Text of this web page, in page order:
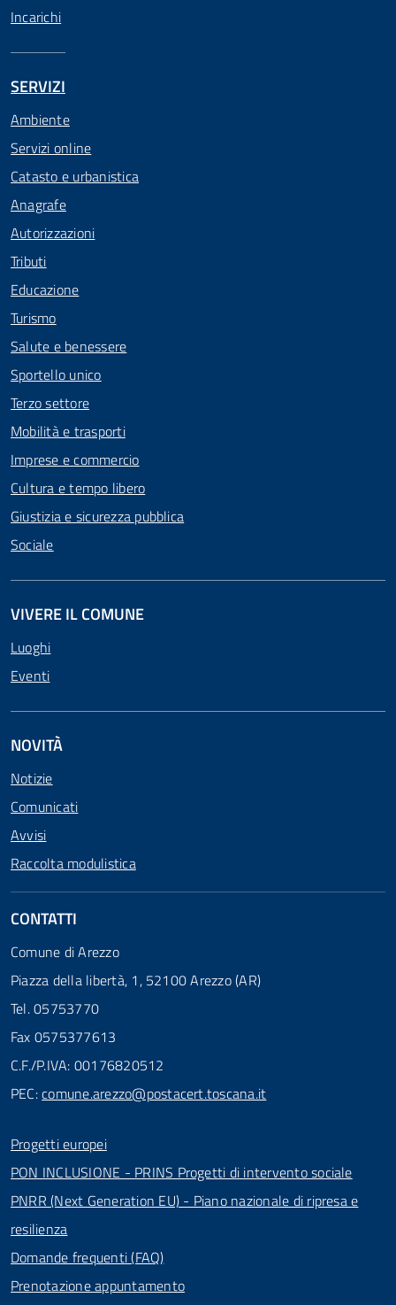
Incarichi
SERVIZI
Ambiente
Servizi online
Catasto e urbanistica
Anagrafe
Autorizzazioni
Tributi
Educazione
Turismo
Salute e benessere
Sportello unico
Terzo settore
Mobilità e trasporti
Imprese e commercio
Cultura e tempo libero
Giustizia e sicurezza pubblica
Sociale
VIVERE IL COMUNE
Luoghi
Eventi
NOVITÀ
Notizie
Comunicati
Avvisi
Raccolta modulistica
CONTATTI
Comune di Arezzo
Piazza della libertà, 1, 52100 Arezzo (AR)
Tel. 05753770
Fax 0575377613
C.F./P.IVA: 00176820512
PEC:comune.arezzo@postacert.toscana.it
Progetti europei
PON INCLUSIONE - PRINS Progetti di intervento sociale
PNRR (Next Generation EU) - Piano nazionale di ripresa e
resilienza
Domande frequenti (FAQ)
Prenotazione appuntamento